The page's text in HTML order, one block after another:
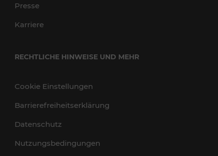
Presse
Karriere
RECHTLICHE HINWEISE UND MEHR
Cookie Einstellungen
Barrierefreiheitserklärung
Datenschutz
Nutzungsbedingungen